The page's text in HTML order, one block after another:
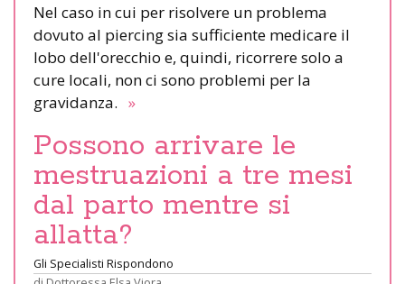
Nel caso in cui per risolvere un problema
dovuto al piercing sia sufficiente medicare il
lobo dell'orecchio e, quindi, ricorrere solo a
cure locali, non ci sono problemi per la
gravidanza. »
Possono arrivare le
mestruazioni a tre mesi
dal parto mentre si
allatta?
Gli Specialisti Rispondono